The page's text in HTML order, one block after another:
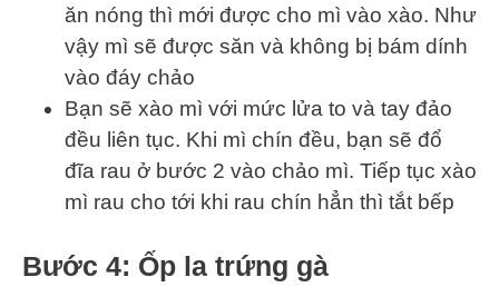
ăn nóng thì mới được cho mì vào xào. Như
vậy mì sẽ được săn và không bị bám dính
vào đáy chảo
Bạn sẽ xào mì với mức lửa to và tay đảo
đều liên tục. Khi mì chín đều, bạn sẽ đổ
đĩa rau ở bước 2 vào chảo mì. Tiếp tục xào
mì rau cho tới khi rau chín hẳn thì tắt bếp
Bước 4: Ốp la trứng gà